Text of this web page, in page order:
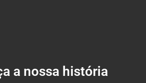
a nossa história